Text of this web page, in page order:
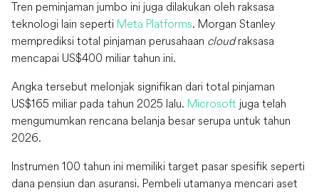
Tren peminjaman jumbo ini juga dilakukan oleh raksasa
teknologi lain seperti Meta Platforms. Morgan Stanley
memprediksi total pinjaman perusahaan cloudraksasa
mencapai US$400 miliar tahun ini.
Angka tersebut melonjak signifikan dari total pinjaman
US$165 miliar pada tahun 2025 lalu. Microsoft juga telah
mengumumkan rencana belanja besar serupa untuk tahun
2026.
Instrumen 100 tahun ini memiliki target pasar spesifik seperti
dana pensiun dan asuransi. Pembeli utamanya mencari aset